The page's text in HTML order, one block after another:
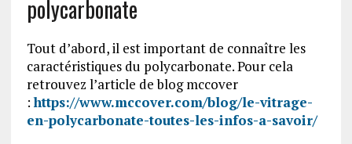
polycarbonate
Tout d’abord, il est important de connaître les
caractéristiques du polycarbonate. Pour cela
retrouvez l’article de blog mccover
:https://www.mccover.com/blog/le-vitrage-
en-polycarbonate-toutes-les-infos-a-savoir/